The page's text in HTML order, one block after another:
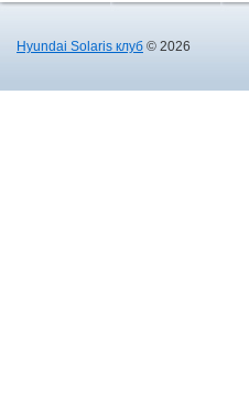
Hyundai Solaris клуб © 2026